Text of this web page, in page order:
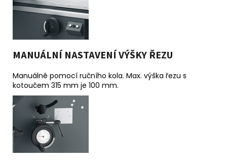
MANUÁLNÍ NASTAVENÍ VÝŠKY ŘEZU
Manuálně pomocí ručního kola. Max. výška řezu s
kotoučem 315 mm je 100 mm.